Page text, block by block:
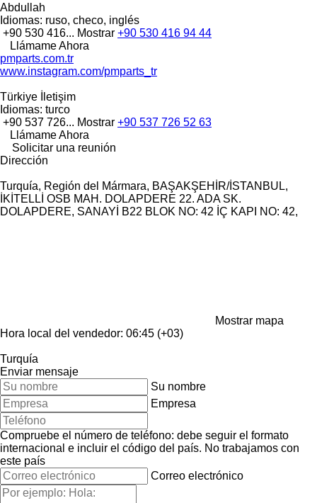
Abdullah
Idiomas: ruso, checo, inglés
+90 530 416... Mostrar +90 530 416 94 44
Llámame Ahora
pmparts.com.tr
www.instagram.com/pmparts_tr
Türkiye İletişim
Idiomas: turco
+90 537 726... Mostrar +90 537 726 52 63
Llámame Ahora
Solicitar una reunión
Dirección
Turquía, Región del Mármara, BAŞAKŞEHİR/İSTANBUL,
İKİTELLİ OSB MAH. DOLAPDERE 22. ADA SK.
DOLAPDERE, SANAYİ B22 BLOK NO: 42 İÇ KAPI NO: 42,
Mostrar mapa
Hora local del vendedor: 06:45 (+03)
Turquía
Enviar mensaje
Su nombre
Empresa
Compruebe el número de teléfono: debe seguir el formato
internacional e incluir el código del país. No trabajamos con
este país
Correo electrónico